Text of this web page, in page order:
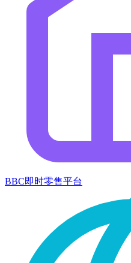
BBC即时零售平台